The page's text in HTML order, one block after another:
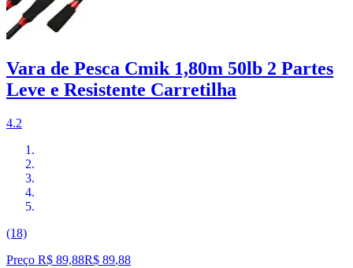
Vara de Pesca Cmik 1,80m 50lb 2 Partes
Leve e Resistente Carretilha
4.2
(18)
Preço R$ 89,88R$ 89,88